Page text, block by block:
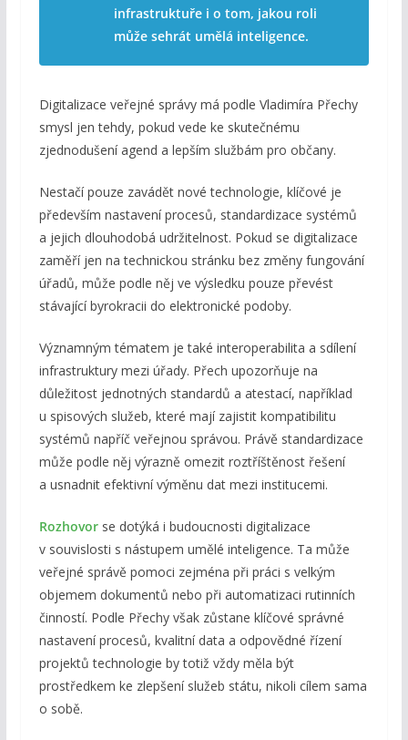
infrastruktuře i o tom, jakou roli
může sehrát umělá inteligence.
Digitalizace veřejné správy má podle Vladimíra Přechy
smysl jen tehdy, pokud vede ke skutečnému
zjednodušení agend a lepším službám pro občany.
Nestačí pouze zavádět nové technologie, klíčové je
především nastavení procesů, standardizace systémů
a jejich dlouhodobá udržitelnost. Pokud se digitalizace
zaměří jen na technickou stránku bez změny fungování
úřadů, může podle něj ve výsledku pouze převést
stávající byrokracii do elektronické podoby.
Významným tématem je také interoperabilita a sdílení
infrastruktury mezi úřady. Přech upozorňuje na
důležitost jednotných standardů a atestací, například
u spisových služeb, které mají zajistit kompatibilitu
systémů napříč veřejnou správou. Právě standardizace
může podle něj výrazně omezit roztříštěnost řešení
a usnadnit efektivní výměnu dat mezi institucemi.
Rozhovorse dotýká i budoucnosti digitalizace
v souvislosti s nástupem umělé inteligence. Ta může
veřejné správě pomoci zejména při práci s velkým
objemem dokumentů nebo při automatizaci rutinních
činností. Podle Přechy však zůstane klíčové správné
nastavení procesů, kvalitní data a odpovědné řízení
projektů technologie by totiž vždy měla být
prostředkem ke zlepšení služeb státu, nikoli cílem sama
o sobě.